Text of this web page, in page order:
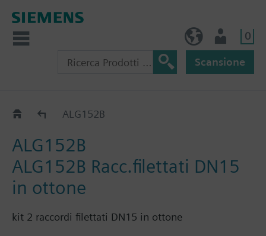
0
Scansione
ALG..2ALG152B
ALG152B
ALG152B Racc.filettati DN15
in ottone
kit 2 raccordi filettati DN15 in ottone